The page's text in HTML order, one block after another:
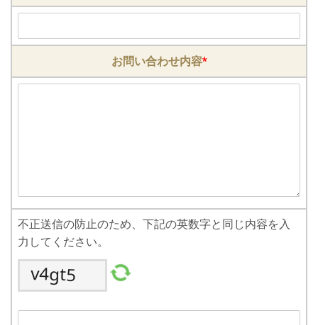
お問い合わせ内容*
不正送信の防止のため、下記の英数字と同じ内容を入
力してください。